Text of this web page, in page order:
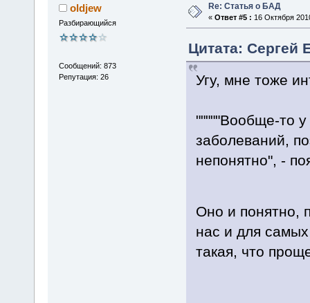
oldjew
Разбирающийся
Сообщений: 873
Репутация: 26
Re: Статья о БАД
« Ответ #5 : 16 Октября
Цитата: Сергей
Угу, мне тоже
"""""Вообще-то
заболеваний,
непонятно", -
Оно и понятно,
нас и для
такая, что